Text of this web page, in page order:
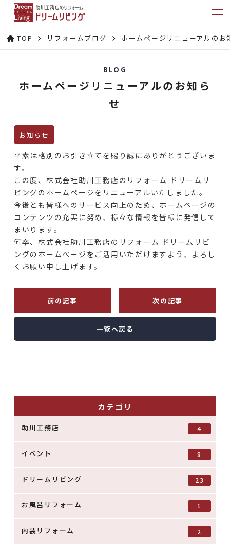
TOP リフォームブログ ホームページリニューアルのお
BLOG
ホームページリニューアルのお知ら
せ
お知らせ
平素は格別のお引き立てを賜り誠にありがとうございま
す。
この度、株式会社助川工務店のリフォーム ドリームリ
ビングのホームページをリニューアルいたしました。
今後とも皆様へのサービス向上のため、ホームページの
コンテンツの充実に努め、様々な情報を皆様に発信して
まいります。
何卒、株式会社助川工務店のリフォーム ドリームリビ
ングのホームページをご活用いただけますよう、よろし
くお願い申し上げます。
前の記事 次の記事
一覧へ戻る
カテゴリ
助川工務店 4
イベント 8
ドリームリビング 23
お風呂リフォーム 1
内装リフォーム 2